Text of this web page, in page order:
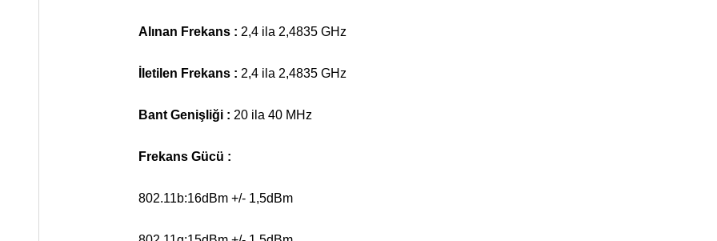
Alınan Frekans : 2,4 ila 2,4835 GHz
İletilen Frekans : 2,4 ila 2,4835 GHz
Bant Genişliği : 20 ila 40 MHz
Frekans Gücü :
802.11b:16dBm +/- 1,5dBm